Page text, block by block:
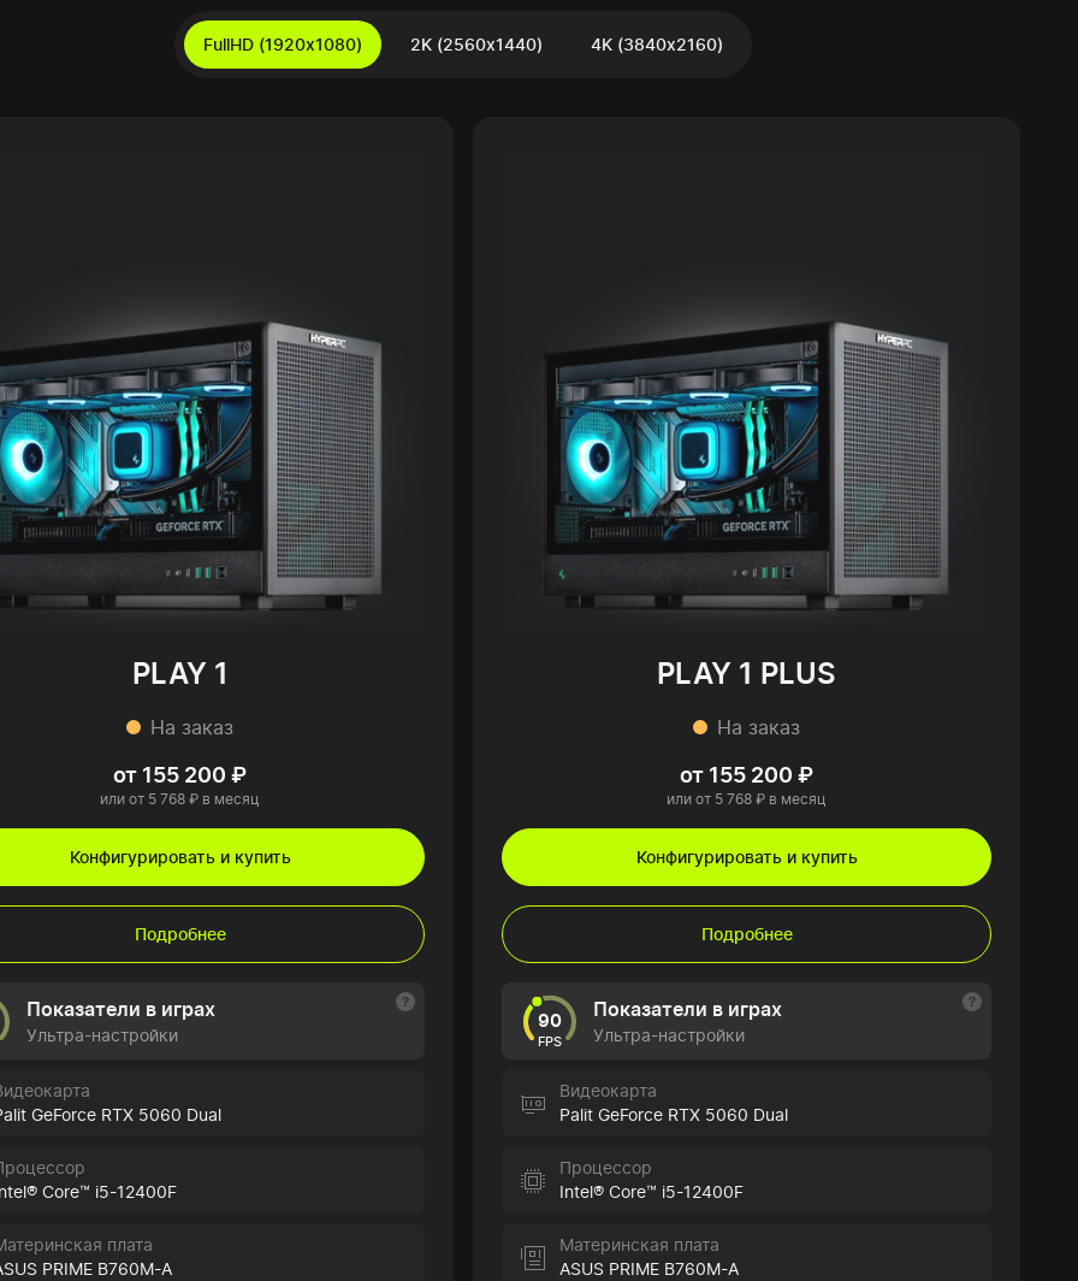
FullHD (1920x1080) 2K (2560x1440) 4K (3840x2160)
PLAY 1
На заказ
от 155 200 ₽
или от 5 768 ₽ в месяц
Конфигурировать и купить
Подробнее
Показатели в играх
Ультра-настройки
GeForce RTX 5060 Dual
Core™ i5-12400F
плата
PRIME B760M-A
PLAY 1 PLUS
На заказ
от 155 200 ₽
или от 5 768 ₽ в месяц
Конфигурировать и купить
Подробнее
90
FPS
Показатели в играх
Ультра-настройки
Видеокарта
Palit GeForce RTX 5060 Dual
Процессор
Intel® Core™ i5-12400F
Материнская плата
ASUS PRIME B760M-A